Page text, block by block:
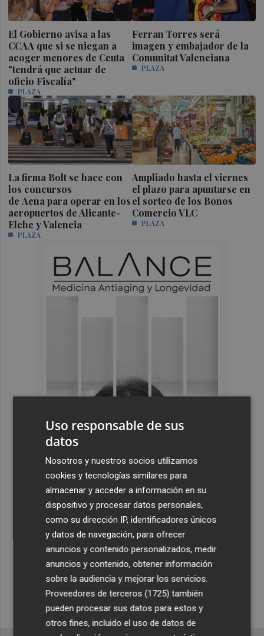
El Gobierno avisa a las
CCAA que si se niegan a
acoger menores de Ceuta
"tendrá que actuar de
oficio Fiscalía"
PLAZA
Ferran Torres será
imagen y embajador de la
Comunitat Valenciana
PLAZA
La firma Bolt se hace con
los concursos
de Aena para operar en los
aeropuertos de Alicante-
Elche y Valencia
PLAZA
Ampliado hasta el viernes
el plazo para apuntarse en
el sorteo de los Bonos
Comercio VLC
PLAZA
Uso responsable de sus
datos
Nosotros y nuestros socios utilizamos
cookies y tecnologías similares para
almacenar y acceder a información en su
dispositivo y procesar datos personales,
como su dirección IP, identificadores únicos
y datos de navegación, para ofrecer
anuncios y contenido personalizados, medir
anuncios y contenido, obtener información
sobre la audiencia y mejorar los servicios.
Proveedores de terceros (1725) también
pueden procesar sus datos para estos y
otros fines, incluido el uso de datos de